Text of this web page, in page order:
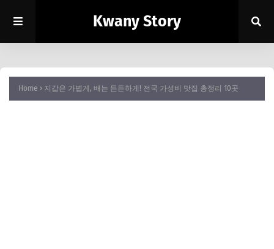
Kwany Story
Home 지갑은 가볍게, 배는 든든하게! 전국 가성비 맛집 총정리 10곳